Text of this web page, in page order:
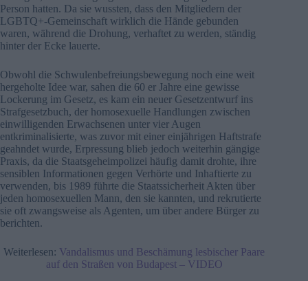
Person hatten. Da sie wussten, dass den Mitgliedern der
LGBTQ+-Gemeinschaft wirklich die Hände gebunden
waren, während die Drohung, verhaftet zu werden, ständig
hinter der Ecke lauerte.
Obwohl die Schwulenbefreiungsbewegung noch eine weit
hergeholte Idee war, sahen die 60 er Jahre eine gewisse
Lockerung im Gesetz, es kam ein neuer Gesetzentwurf ins
Strafgesetzbuch, der homosexuelle Handlungen zwischen
einwilligenden Erwachsenen unter vier Augen
entkriminalisierte, was zuvor mit einer einjährigen Haftstrafe
geahndet wurde, Erpressung blieb jedoch weiterhin gängige
Praxis, da die Staatsgeheimpolizei häufig damit drohte, ihre
sensiblen Informationen gegen Verhörte und Inhaftierte zu
verwenden, bis 1989 führte die Staatssicherheit Akten über
jeden homosexuellen Mann, den sie kannten, und rekrutierte
sie oft zwangsweise als Agenten, um über andere Bürger zu
berichten.
Weiterlesen: Vandalismus und Beschämung lesbischer Paare
auf den Straßen von Budapest – VIDEO